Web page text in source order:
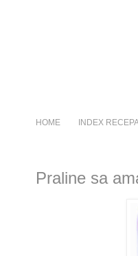
HOME INDEX
Praline sa